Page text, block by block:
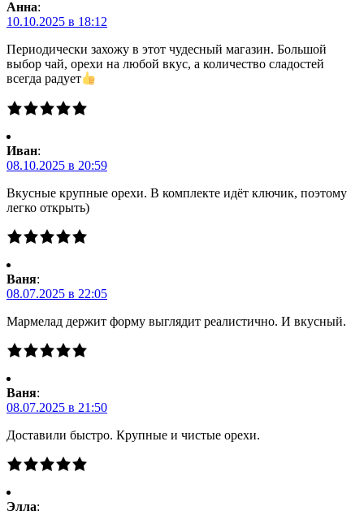
Анна:
10.10.2025 в 18:12
Периодически захожу в этот чудесный магазин. Большой
выбор чай, орехи на любой вкус, а количество сладостей
всегда радует
Иван:
08.10.2025 в 20:59
Вкусные крупные орехи. В комплекте идёт ключик, поэтому
легко открыть)
Ваня:
08.07.2025 в 22:05
Мармелад держит форму выглядит реалистично. И вкусный.
Ваня:
08.07.2025 в 21:50
Доставили быстро. Крупные и чистые орехи.
Элла: